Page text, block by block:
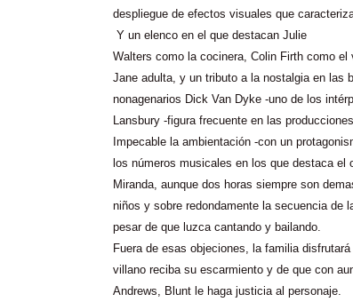
despliegue de efectos visuales que
Y un elenco en el que destacan Julie
Walters como la cocinera, Colin Firth como
Jane adulta, y un tributo a la nostalgia en las
nonagenarios Dick Van Dyke -uno de los
Lansbury -figura frecuente en las
Impecable la ambientación -con un
los números musicales en los que destaca el
Miranda, aunque dos horas siempre son
niños y sobre redondamente la secuencia de
pesar de que luzca cantando y bailando.
Fuera de esas objeciones, la familia
villano reciba su escarmiento y de que con
Andrews, Blunt le haga justicia al personaje.